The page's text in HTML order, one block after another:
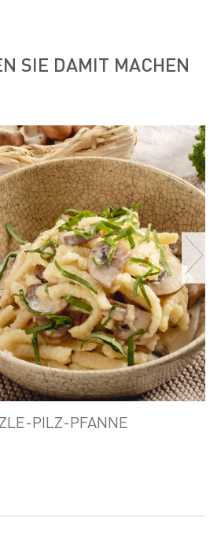
SIE DAMIT MACHEN
PILZ-PFANNE